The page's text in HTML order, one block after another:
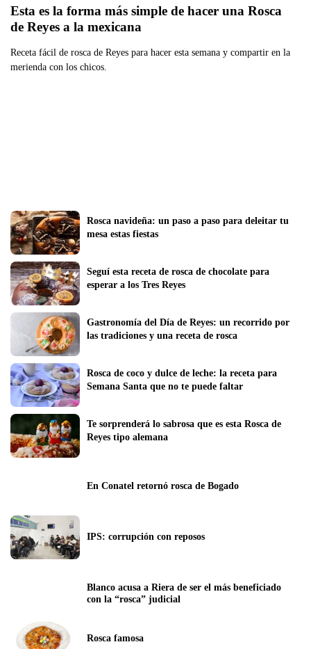
Esta es la forma más simple de hacer una Rosca
de Reyes a la mexicana
Receta fácil de rosca de Reyes para hacer esta semana y compartir en la
merienda con los chicos.
Rosca navideña: un paso a paso para deleitar tu
mesa estas fiestas
Seguí esta receta de rosca de chocolate para
esperar a los Tres Reyes
Gastronomía del Día de Reyes: un recorrido por
las tradiciones y una receta de rosca
Rosca de coco y dulce de leche: la receta para
Semana Santa que no te puede faltar
Te sorprenderá lo sabrosa que es esta Rosca de
Reyes tipo alemana
En Conatel retornó rosca de Bogado
IPS: corrupción con reposos
Blanco acusa a Riera de ser el más beneficiado
con la “rosca” judicial
Rosca famosa